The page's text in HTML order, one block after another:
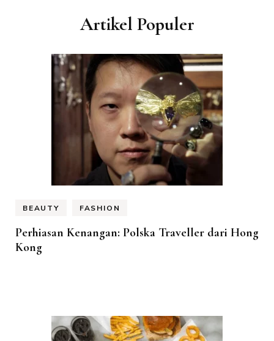
Artikel Populer
BEAUTY FASHION
Perhiasan Kenangan: Polska Traveller dari Hong
Kong